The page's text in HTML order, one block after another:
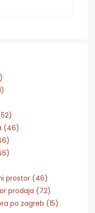
(46)
prostor (46)
prodaja (72)
po zagreb (15)